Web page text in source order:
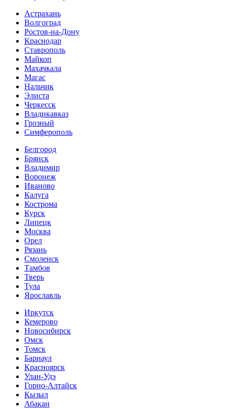
Астрахань
Волгоград
Ростов-на-Дону
Краснодар
Ставрополь
Майкоп
Махачкала
Магас
Нальчик
Элиста
Черкесск
Владикавказ
Грозный
Симферополь
Белгород
Брянск
Владимир
Воронеж
Иваново
Калуга
Кострома
Курск
Липецк
Москва
Орел
Рязань
Смоленск
Тамбов
Тверь
Тула
Ярославль
Иркутск
Кемерово
Новосибирск
Омск
Томск
Барнаул
Красноярск
Улан-Удэ
Горно-Алтайск
Кызыл
Абакан